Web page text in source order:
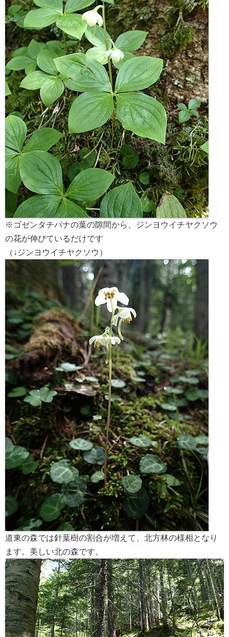
※ゴゼンタチバナの葉の隙間から、ジンヨウイチヤクソウ
の花が伸びているだけです
（↓ジンヨウイチヤクソウ）
道東の森では針葉樹の割合が増えて、北方林の様相となり
ます。美しい北の森です。